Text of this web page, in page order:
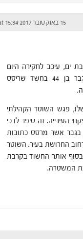
15 באוקטובר 2017 at 15:34
ים, עיכב לחקירה היום
(ראשון, 15 באוקטובר) גבר בן 44 בחשד שריסס
פגש השוטר הקהילתי
העירייה. זה סיפר לו כי
בגבר אשר מרסס כתובות
החרושת בעיר. השוטר
אותר החשוד בקרבת
המשטרה.